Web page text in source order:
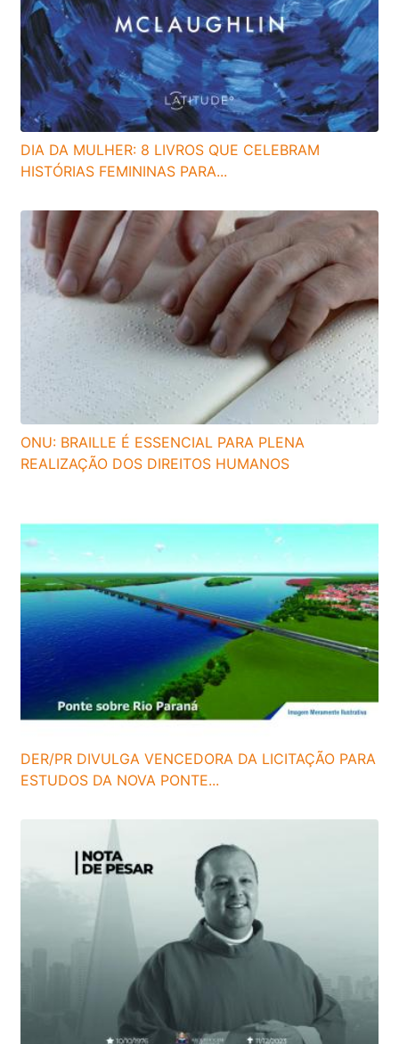
DIA DA MULHER: 8 LIVROS QUE CELEBRAM
HISTÓRIAS FEMININAS PARA...
ONU: BRAILLE É ESSENCIAL PARA PLENA
REALIZAÇÃO DOS DIREITOS HUMANOS
DER/PR DIVULGA VENCEDORA DA LICITAÇÃO PARA
ESTUDOS DA NOVA PONTE...